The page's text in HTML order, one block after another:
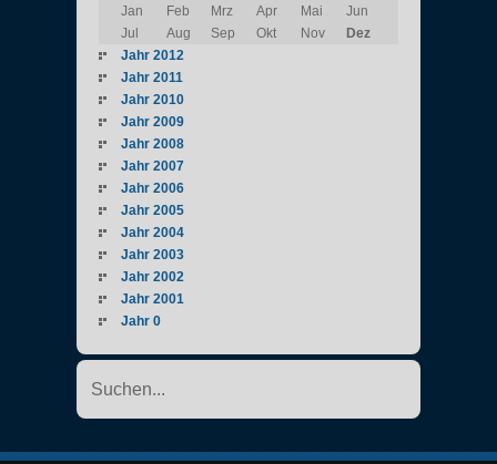
Jan
Feb Mrz Apr Mai
Jun
Jul
Aug Sep Okt Nov
Dez
Jahr 2012
Jahr 2011
Jahr 2010
Jahr 2009
Jahr 2008
Jahr 2007
Jahr 2006
Jahr 2005
Jahr 2004
Jahr 2003
Jahr 2002
Jahr 2001
Jahr 0